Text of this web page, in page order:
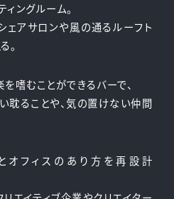
ングルーム。
アサロンや風の通るルーフト
。
嗜むことができるバーで、
耽ることや、気の置けない仲間
オフィスのあり方を再設計